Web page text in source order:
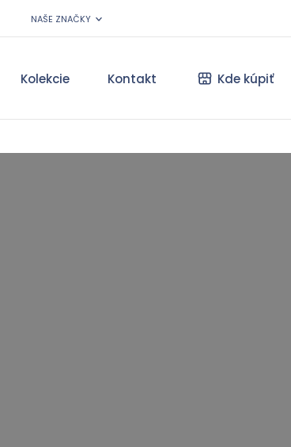
NAŠE ZNAČKY
Kolekcie Kontakt Kde kúpiť